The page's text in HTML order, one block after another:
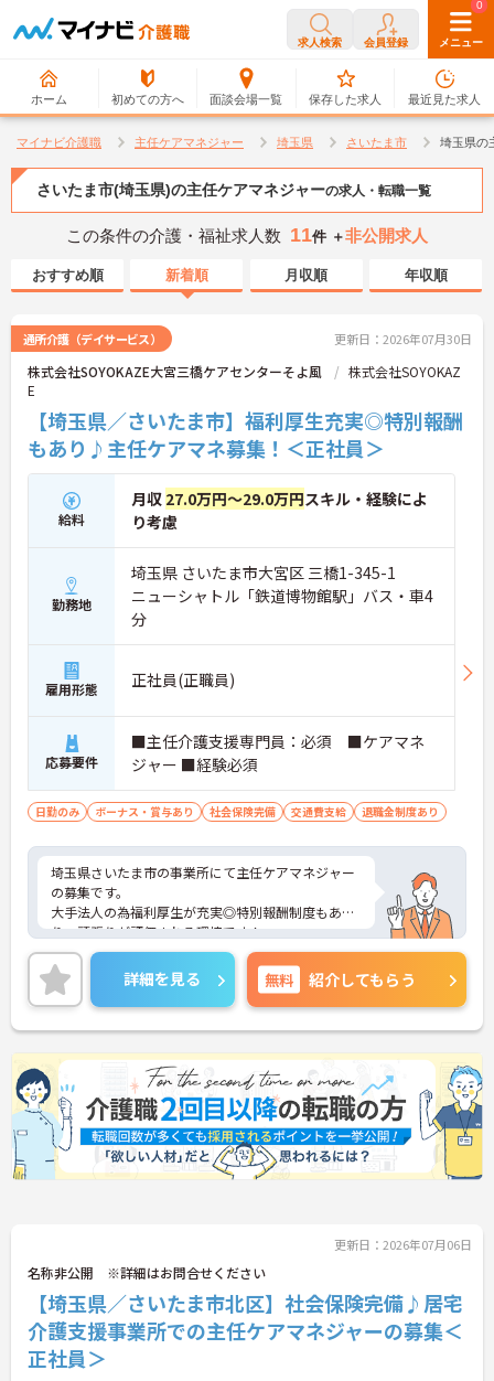
求人検索 会員登録 メニュー
ホーム 初めての方へ 面談会場一覧
0
保存した求人
0
最近見た求人
マイナビ介護職 主任ケアマネジャー 埼玉県 さいたま市 埼玉県の
さいたま市(埼玉県)の主任ケアマネジャーの求人・転職一覧
この条件の介護・福祉求人数 11件 ＋非公開求人
おすすめ順 新着順 月収順 年収順
通所介護（デイサービス） 更新日：2026年07月30日
株式会社SOYOKAZE大宮三橋ケアセンターそよ風
株式会社SOYOKAZ
E
【埼玉県／さいたま市】福利厚生充実◎特別報酬
もあり♪主任ケアマネ募集！＜正社員＞
給料
月収 27.0万円～29.0万円スキル・経験によ
り考慮
勤務地
埼玉県 さいたま市大宮区 三橋1-345-1
ニューシャトル「鉄道博物館駅」バス・車4
分
雇用形態 正社員(正職員)
応募要件
■主任介護支援専門員：必須 ■ケアマネ
ジャー ■経験必須
日勤のみ ボーナス・賞与あり 社会保険完備 交通費支給 退職金制度あり
埼玉県さいたま市の事業所にて主任ケアマネジャー
の募集です。
大手法人の為福利厚生が充実◎特別報酬制度もあ
り、頑張りが評価される環境です！
リフレッシュ休暇が年間17日とプライベートとの両
立も可能です。
ご興味のある方には、面接対策ポイントなどさらに
詳細をお話いたしますので、お気軽にご相談くださ
い。
詳細を見る 無料 紹介してもらう
更新日：2026年07月06日
名称非公開 ※詳細はお問合せください
【埼玉県／さいたま市北区】社会保険完備♪居宅
介護支援事業所での主任ケアマネジャーの募集＜
正社員＞